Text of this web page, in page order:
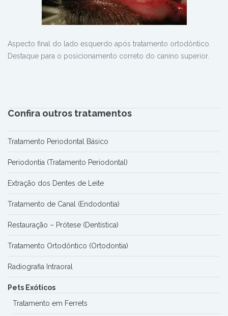
Aspecto final do lado esquerdo após tratamento ortodôntico.
Destaque para o posicionamento correto do canino superior.
Confira outros tratamentos
Tratamento Periodontal Básico
Periodontia (Tratamento Periodontal)
Extração dos Dentes de Leite
Tratamento de Canal (Endodontia)
Restauração – Prótese (Dentística)
Tratamento Ortodôntico (Ortodontia)
Radiografia Intraoral
Pets Exóticos
Tratamento em Ferrets